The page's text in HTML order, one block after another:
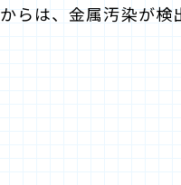
らは、金属汚染が検